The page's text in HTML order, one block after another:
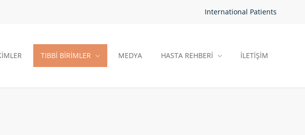
International Patients
TIBBİ BİRİMLER MEDYA HASTA REHBERİ İLETİŞİM